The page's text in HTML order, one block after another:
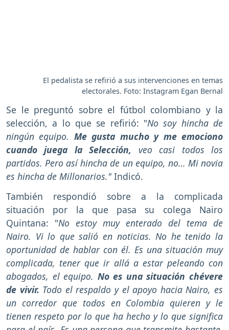
El pedalista se refirió a sus intervenciones en temas
electorales. Foto: Instagram Egan Bernal
Se le preguntó sobre el fútbol colombiano y la
selección, a lo que se refirió: "No soy hincha de
ningún equipo. Me gusta mucho y me emociono
cuando juega la Selección, veo casi todos los
partidos. Pero así hincha de un equipo, no… Mi novia
es hincha de Millonarios." Indicó.
También respondió sobre a la complicada
situación por la que pasa su colega Nairo
Quintana: "No estoy muy enterado del tema de
Nairo. Vi lo que salió en noticias. No he tenido la
oportunidad de hablar con él. Es una situación muy
complicada, tener que ir allá a estar peleando con
abogados, el equipo. No es una situación chévere
de vivir. Todo el respaldo y el apoyo hacia Nairo, es
un corredor que todos en Colombia quieren y le
tienen respeto por lo que ha hecho y lo que significa